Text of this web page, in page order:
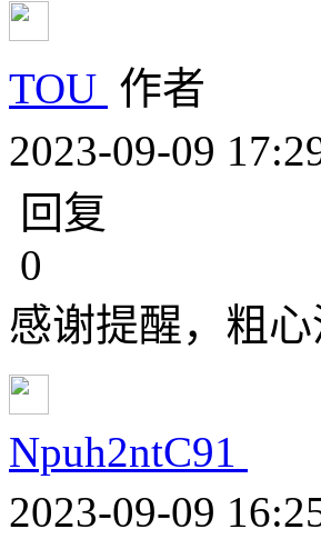
TOU 作者
2023-09-09
回复
0
感谢提醒，粗
Npuh2ntC91
2023-09-09